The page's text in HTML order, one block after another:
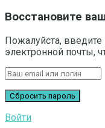
Восстановите
Пожалуйста,
электронной почты,
Войти